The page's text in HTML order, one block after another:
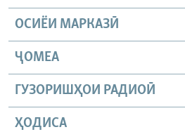
ОСИЁИ МАРКАЗӢ
ҶОМEА
ГУЗОРИШҲОИ РАДИОӢ
ҲОДИСА